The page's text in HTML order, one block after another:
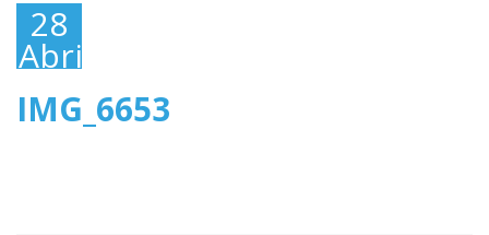
28
Abril,
2016
IMG_6653